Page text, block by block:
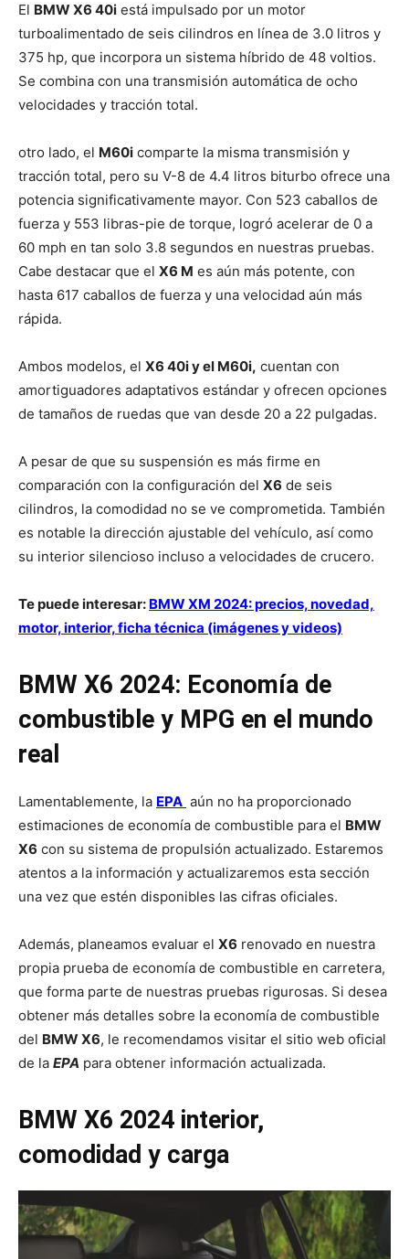
El BMW X6 40i está impulsado por un motor
turboalimentado de seis cilindros en línea de 3.0 litros y
375 hp, que incorpora un sistema híbrido de 48 voltios.
Se combina con una transmisión automática de ocho
velocidades y tracción total.
otro lado, el M60i comparte la misma transmisión y
tracción total, pero su V-8 de 4.4 litros biturbo ofrece una
potencia significativamente mayor. Con 523 caballos de
fuerza y 553 libras-pie de torque, logró acelerar de 0 a
60 mph en tan solo 3.8 segundos en nuestras pruebas.
Cabe destacar que el X6 M es aún más potente, con
hasta 617 caballos de fuerza y una velocidad aún más
rápida.
Ambos modelos, el X6 40i y el M60i, cuentan con
amortiguadores adaptativos estándar y ofrecen opciones
de tamaños de ruedas que van desde 20 a 22 pulgadas.
A pesar de que su suspensión es más firme en
comparación con la configuración del X6 de seis
cilindros, la comodidad no se ve comprometida. También
es notable la dirección ajustable del vehículo, así como
su interior silencioso incluso a velocidades de crucero.
Te puede interesar: BMW XM 2024: precios, novedad,
motor, interior, ficha técnica (imágenes y videos)
BMW X6 2024: Economía de
combustible y MPG en el mundo
real
Lamentablemente, la EPA aún no ha proporcionado
estimaciones de economía de combustible para el BMW
X6 con su sistema de propulsión actualizado. Estaremos
atentos a la información y actualizaremos esta sección
una vez que estén disponibles las cifras oficiales.
Además, planeamos evaluar el X6 renovado en nuestra
propia prueba de economía de combustible en carretera,
que forma parte de nuestras pruebas rigurosas. Si desea
obtener más detalles sobre la economía de combustible
del BMW X6, le recomendamos visitar el sitio web oficial
de la EPA para obtener información actualizada.
BMW X6 2024 interior,
comodidad y carga